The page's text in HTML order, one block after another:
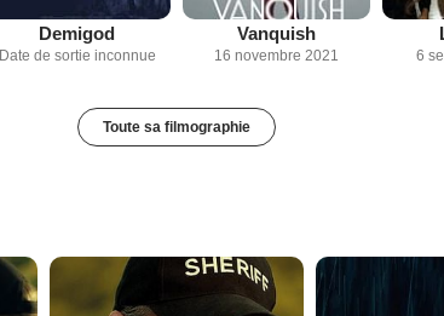
Demigod
Date de sortie inconnue
Vanquish
16 novembre 2021 6
Toute sa filmographie